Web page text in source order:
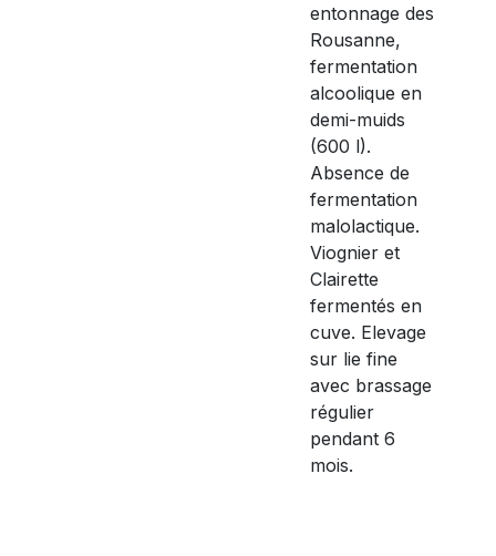
entonnage des
Rousanne,
fermentation
alcoolique en
demi-muids
(600 l).
Absence de
fermentation
malolactique.
Viognier et
Clairette
fermentés en
cuve. Elevage
sur lie fine
avec brassage
régulier
pendant 6
mois.